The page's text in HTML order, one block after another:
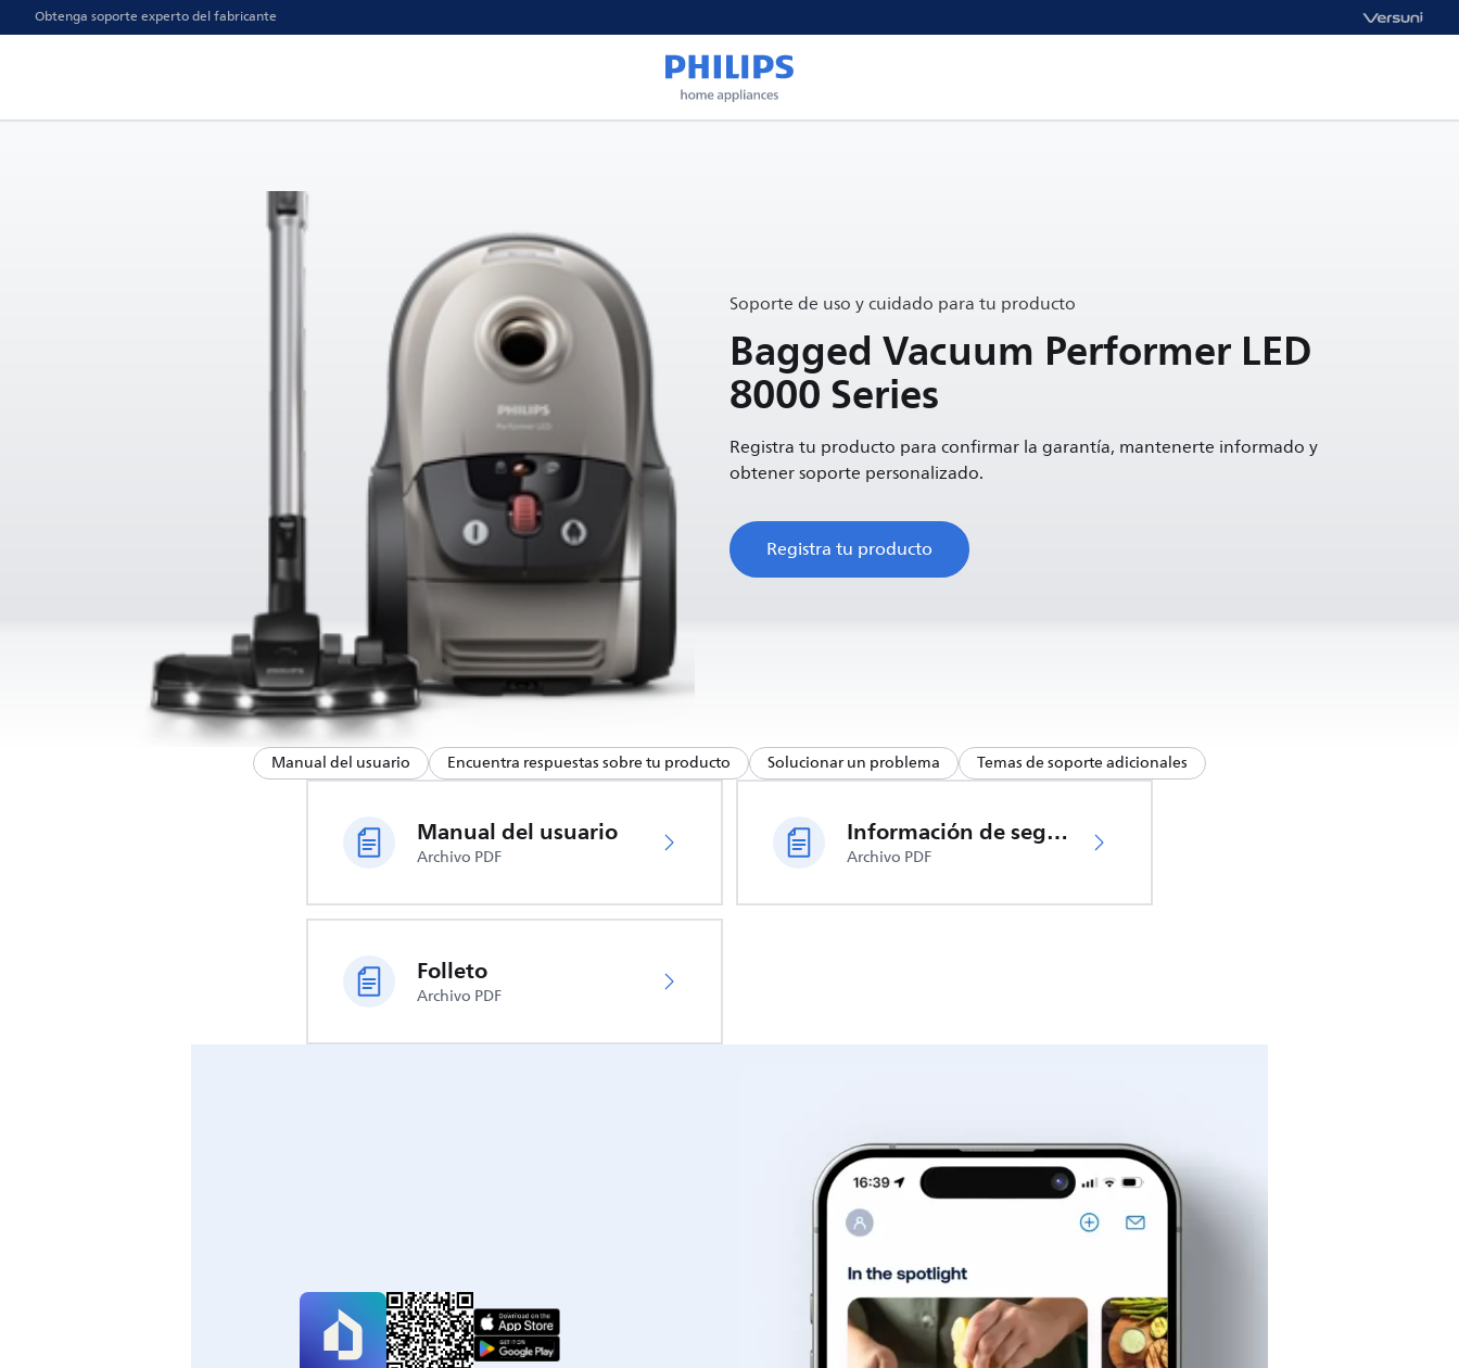
Obtenga soporte experto del fabricante
Soporte de uso y cuidado para tu producto
Bagged Vacuum Performer LED
8000 Series
Registra tu producto para confirmar la garantía, mantenerte informado y
obtener soporte personalizado.
Registra tu producto
Manual del usuario Encuentra respuestas sobre tu producto Solucionar un problema Temas de soporte adicionales
Manual del usuario
Archivo PDF
Información de seguridad importante
Archivo PDF
Folleto
Archivo PDF